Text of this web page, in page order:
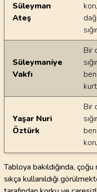
Süleyman
Ateş
Süleymaniye
Vakfı
Bir
Yaşar Nuri
Öztürk
Bir
Tabloya bakıldığında,
sıkça kullanıldığı